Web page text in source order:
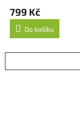
799 Kč
Do košíku